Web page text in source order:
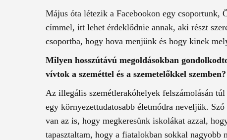
Május óta létezik a Facebookon egy csoportunk,
címmel, itt lehet érdeklődnie annak, aki részt
csoportba, hogy hova menjünk és hogy kinek
Milyen hosszútávú megoldásokban
vívtok a szeméttel és a szemetelőkkel szemben?
Az illegális szemétlerakóhelyek felszámolásán
egy környezettudatosabb életmódra neveljük.
van az is, hogy megkeresünk iskolákat azzal,
tapasztaltam, hogy a fiatalokban sokkal